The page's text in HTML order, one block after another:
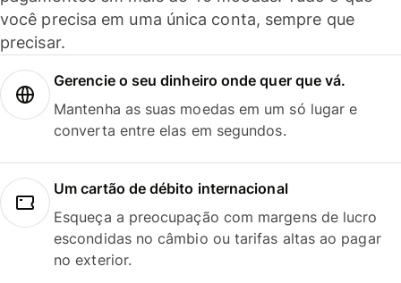
você precisa em uma única conta, sempre que
precisar.
Gerencie o seu dinheiro onde quer que vá.
Mantenha as suas moedas em um só lugar e
converta entre elas em segundos.
Um cartão de débito internacional
Esqueça a preocupação com margens de lucro
escondidas no câmbio ou tarifas altas ao pagar
no exterior.